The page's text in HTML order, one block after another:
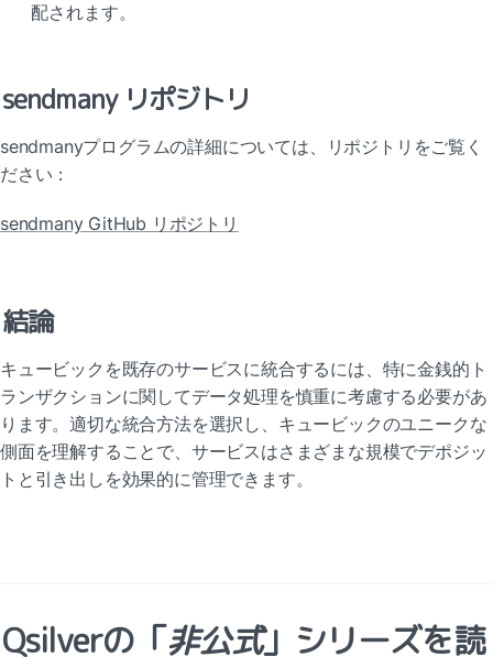
配されます。
sendmany リポジトリ
sendmanyプログラムの詳細については、リポジトリをご覧く
ださい：
sendmany GitHub リポジトリ
結論
キュービックを既存のサービスに統合するには、特に金銭的ト
ランザクションに関してデータ処理を慎重に考慮する必要があ
ります。適切な統合方法を選択し、キュービックのユニークな
側面を理解することで、サービスはさまざまな規模でデポジッ
トと引き出しを効果的に管理できます。
Qsilverの「非公式」シリーズを読